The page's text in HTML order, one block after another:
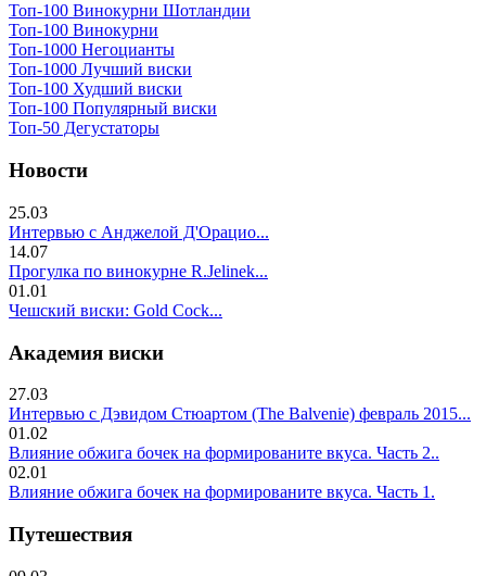
Топ-100 Винокурни Шотландии
Топ-100 Винокурни
Топ-1000 Негоцианты
Топ-1000 Лучший виски
Топ-100 Худший виски
Топ-100 Популярный виски
Топ-50 Дегустаторы
Новости
25.03
Интервью с Анджелой Д'Орацио...
14.07
Прогулка по винокурне R.Jelinek...
01.01
Чешский виски: Gold Cock...
Академия виски
27.03
Интервью с Дэвидом Стюартом (The Balvenie) февраль 2015...
01.02
Влияние обжига бочек на формированите вкуса. Часть 2..
02.01
Влияние обжига бочек на формированите вкуса. Часть 1.
Путешествия